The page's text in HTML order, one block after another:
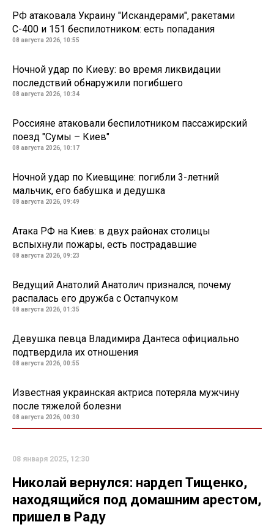
РФ атаковала Украину "Искандерами", ракетами
С-400 и 151 беспилотником: есть попадания
08 августа 2026, 10:55
Ночной удар по Киеву: во время ликвидации
последствий обнаружили погибшего
08 августа 2026, 10:34
Россияне атаковали беспилотником пассажирский
поезд "Сумы – Киев"
08 августа 2026, 10:17
Ночной удар по Киевщине: погибли 3-летний
мальчик, его бабушка и дедушка
08 августа 2026, 09:49
Атака РФ на Киев: в двух районах столицы
вспыхнули пожары, есть пострадавшие
08 августа 2026, 09:23
Ведущий Анатолий Анатолич признался, почему
распалась его дружба с Остапчуком
08 августа 2026, 01:35
Девушка певца Владимира Дантеса официально
подтвердила их отношения
08 августа 2026, 00:55
Известная украинская актриса потеряла мужчину
после тяжелой болезни
08 августа 2026, 00:30
08 января 2025, 12:30
Николай вернулся: нардеп Тищенко,
находящийся под домашним арестом,
пришел в Раду